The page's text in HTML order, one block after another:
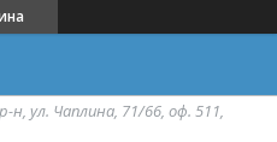
н, ул. Чаплина, 71/66, оф. 511,